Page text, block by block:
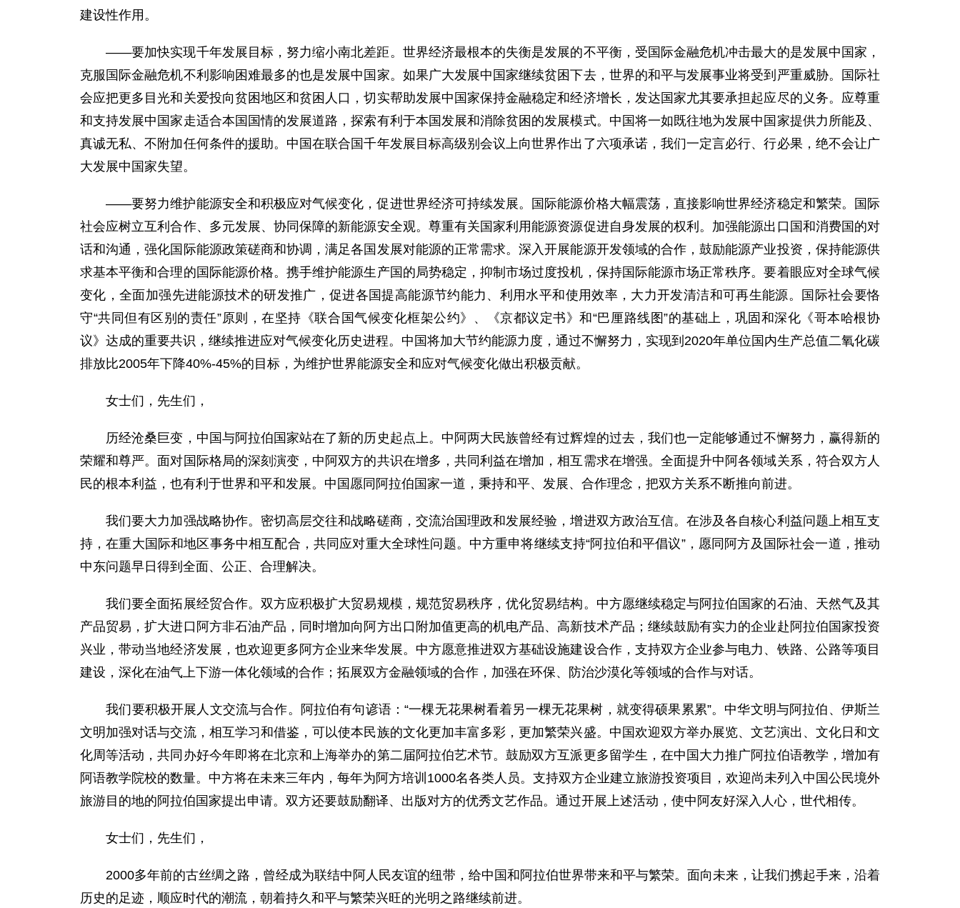
建设性作用。
——要加快实现千年发展目标，努力缩小南北差距。世界经济最根本的失衡是发展的不平衡，受国际金融危机冲击最大的是发展中国家，
克服国际金融危机不利影响困难最多的也是发展中国家。如果广大发展中国家继续贫困下去，世界的和平与发展事业将受到严重威胁。国际社
会应把更多目光和关爱投向贫困地区和贫困人口，切实帮助发展中国家保持金融稳定和经济增长，发达国家尤其要承担起应尽的义务。应尊重
和支持发展中国家走适合本国国情的发展道路，探索有利于本国发展和消除贫困的发展模式。中国将一如既往地为发展中国家提供力所能及、
真诚无私、不附加任何条件的援助。中国在联合国千年发展目标高级别会议上向世界作出了六项承诺，我们一定言必行、行必果，绝不会让广
大发展中国家失望。
——要努力维护能源安全和积极应对气候变化，促进世界经济可持续发展。国际能源价格大幅震荡，直接影响世界经济稳定和繁荣。国际
社会应树立互利合作、多元发展、协同保障的新能源安全观。尊重有关国家利用能源资源促进自身发展的权利。加强能源出口国和消费国的对
话和沟通，强化国际能源政策磋商和协调，满足各国发展对能源的正常需求。深入开展能源开发领域的合作，鼓励能源产业投资，保持能源供
求基本平衡和合理的国际能源价格。携手维护能源生产国的局势稳定，抑制市场过度投机，保持国际能源市场正常秩序。要着眼应对全球气候
变化，全面加强先进能源技术的研发推广，促进各国提高能源节约能力、利用水平和使用效率，大力开发清洁和可再生能源。国际社会要恪
守“共同但有区别的责任”原则，在坚持《联合国气候变化框架公约》、《京都议定书》和“巴厘路线图”的基础上，巩固和深化《哥本哈根协
议》达成的重要共识，继续推进应对气候变化历史进程。中国将加大节约能源力度，通过不懈努力，实现到2020年单位国内生产总值二氧化碳
排放比2005年下降40%-45%的目标，为维护世界能源安全和应对气候变化做出积极贡献。
女士们，先生们，
历经沧桑巨变，中国与阿拉伯国家站在了新的历史起点上。中阿两大民族曾经有过辉煌的过去，我们也一定能够通过不懈努力，赢得新的
荣耀和尊严。面对国际格局的深刻演变，中阿双方的共识在增多，共同利益在增加，相互需求在增强。全面提升中阿各领域关系，符合双方人
民的根本利益，也有利于世界和平和发展。中国愿同阿拉伯国家一道，秉持和平、发展、合作理念，把双方关系不断推向前进。
我们要大力加强战略协作。密切高层交往和战略磋商，交流治国理政和发展经验，增进双方政治互信。在涉及各自核心利益问题上相互支
持，在重大国际和地区事务中相互配合，共同应对重大全球性问题。中方重申将继续支持“阿拉伯和平倡议”，愿同阿方及国际社会一道，推动
中东问题早日得到全面、公正、合理解决。
我们要全面拓展经贸合作。双方应积极扩大贸易规模，规范贸易秩序，优化贸易结构。中方愿继续稳定与阿拉伯国家的石油、天然气及其
产品贸易，扩大进口阿方非石油产品，同时增加向阿方出口附加值更高的机电产品、高新技术产品；继续鼓励有实力的企业赴阿拉伯国家投资
兴业，带动当地经济发展，也欢迎更多阿方企业来华发展。中方愿意推进双方基础设施建设合作，支持双方企业参与电力、铁路、公路等项目
建设，深化在油气上下游一体化领域的合作；拓展双方金融领域的合作，加强在环保、防治沙漠化等领域的合作与对话。
我们要积极开展人文交流与合作。阿拉伯有句谚语：“一棵无花果树看着另一棵无花果树，就变得硕果累累”。中华文明与阿拉伯、伊斯兰
文明加强对话与交流，相互学习和借鉴，可以使本民族的文化更加丰富多彩，更加繁荣兴盛。中国欢迎双方举办展览、文艺演出、文化日和文
化周等活动，共同办好今年即将在北京和上海举办的第二届阿拉伯艺术节。鼓励双方互派更多留学生，在中国大力推广阿拉伯语教学，增加有
阿语教学院校的数量。中方将在未来三年内，每年为阿方培训1000名各类人员。支持双方企业建立旅游投资项目，欢迎尚未列入中国公民境外
旅游目的地的阿拉伯国家提出申请。双方还要鼓励翻译、出版对方的优秀文艺作品。通过开展上述活动，使中阿友好深入人心，世代相传。
女士们，先生们，
2000多年前的古丝绸之路，曾经成为联结中阿人民友谊的纽带，给中国和阿拉伯世界带来和平与繁荣。面向未来，让我们携起手来，沿着
历史的足迹，顺应时代的潮流，朝着持久和平与繁荣兴旺的光明之路继续前进。